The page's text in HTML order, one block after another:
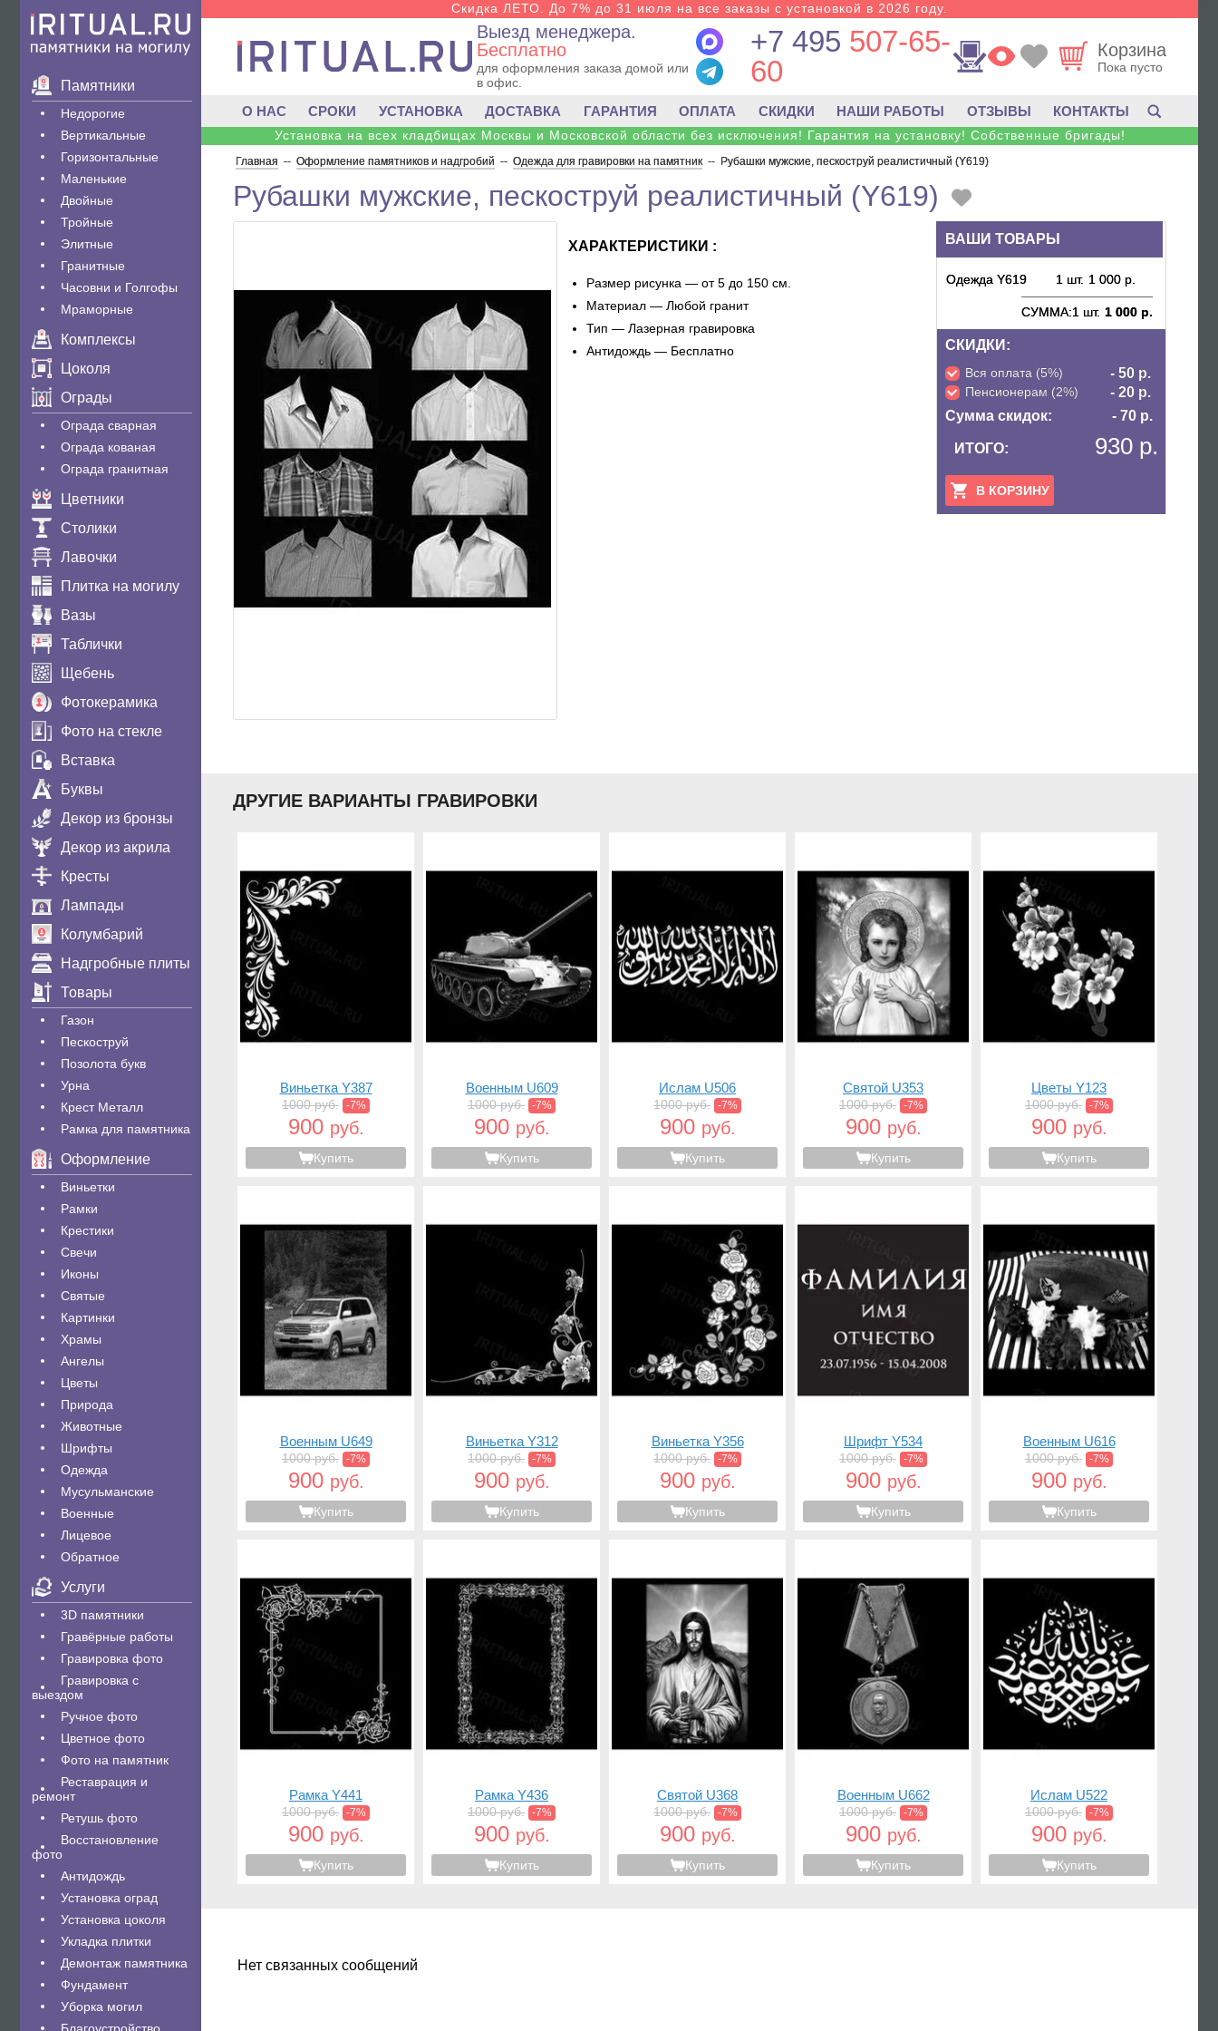
Памятники
Недорогие
Вертикальные
Горизонтальные
Маленькие
Двойные
Тройные
Элитные
Гранитные
Часовни и Голгофы
Мраморные
Комплексы
Цоколя
Ограды
Ограда сварная
Ограда кованая
Ограда гранитная
Цветники
Столики
Лавочки
Плитка на могилу
Вазы
Таблички
Щебень
Фотокерамика
Фото на стекле
Вставка
Буквы
Декор из бронзы
Декор из акрила
Кресты
Лампады
Колумбарий
Надгробные плиты
Товары
Газон
Пескоструй
Позолота букв
Урна
Крест Металл
Рамка для памятника
Оформление
Виньетки
Рамки
Крестики
Свечи
Иконы
Святые
Картинки
Храмы
Ангелы
Цветы
Природа
Животные
Шрифты
Одежда
Мусульманские
Военные
Лицевое
Обратное
Услуги
3D памятники
Гравëрные работы
Гравировка фото
Гравировка с
выездом
Ручное фото
Цветное фото
Фото на памятник
Реставрация и
ремонт
Ретушь фото
Восстановление
фото
Антидождь
Установка оград
Установка цоколя
Укладка плитки
Демонтаж памятника
Фундамент
Уборка могил
Скидка ЛЕТО. До 7% до 31 июля на все заказы с установкой в 2026 году.
Выезд менеджера.
Бесплатно
для оформления заказа домой или
в офис.
+7 495 507-65-
60
Корзина
Пока пусто
О НАС СРОКИ УСТАНОВКА ДОСТАВКА ГАРАНТИЯ ОПЛАТА СКИДКИ НАШИ РАБОТЫ ОТЗЫВЫ КОНТАКТЫ
Установка на всех кладбищах Москвы и Московской области без исключения! Гарантия на установку! Собственные бригады!
Главная -- Оформление памятников и надгробий -- Одежда для гравировки на памятник -- Рубашки мужские, пескоструй реалистичный (Y619)
Рубашки мужские, пескоструй реалистичный (Y619)
ВАШИ ТОВАРЫ
Одежда Y619 1 шт. 1 000 р.
СУММА:1 шт. 1 000 р.
СКИДКИ:
Вся оплата (5%) - 50 р.
Пенсионерам (2%)
- 20 р.
Сумма скидок:
- 70 р.
ИТОГО: 930 р.
В КОРЗИНУ
ХАРАКТЕРИСТИКИ :
Размер рисунка — от 5 до 150 см.
Материал — Любой гранит
Тип — Лазерная гравировка
Антидождь — Бесплатно
ДРУГИЕ ВАРИАНТЫ ГРАВИРОВКИ
Виньетка Y387
1000 руб. -7%
900 руб.
Купить
Военным U609
1000 руб. -7%
900 руб.
Купить
Ислам U506
1000 руб. -7%
900 руб.
Купить
Святой U353
1000 руб. -7%
900 руб.
Купить
Цветы Y123
1000 руб. -7%
900 руб.
Купить
Военным U649
1000 руб. -7%
900 руб.
Купить
Виньетка Y312
1000 руб. -7%
900 руб.
Купить
Виньетка Y356
1000 руб. -7%
900 руб.
Купить
Шрифт Y534
1000 руб. -7%
900 руб.
Купить
Военным U616
1000 руб. -7%
900 руб.
Купить
Рамка Y441
1000 руб. -7%
900 руб.
Купить
Рамка Y436
1000 руб. -7%
900 руб.
Купить
Святой U368
1000 руб. -7%
900 руб.
Купить
Военным U662
1000 руб. -7%
900 руб.
Купить
Ислам U522
1000 руб. -7%
900 руб.
Купить
Нет связанных сообщений